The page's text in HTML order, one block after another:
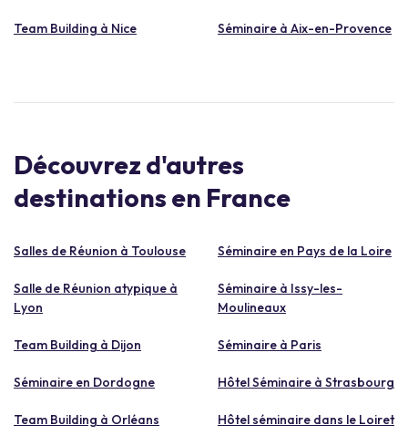
Team Building à Nice Séminaire à Aix-en-Provence
Découvrez d'autres
destinations en France
Salles de Réunion à Toulouse Séminaire en Pays de la Loire
Salle de Réunion atypique à
Lyon
Séminaire à Issy-les-
Moulineaux
Team Building à Dijon Séminaire à Paris
Séminaire en Dordogne Hôtel Séminaire à Strasbourg
Team Building à Orléans Hôtel séminaire dans le Loiret